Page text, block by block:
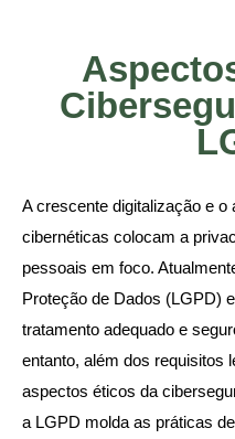
A crescente digitalização e o
cibernéticas colocam a
pessoais em foco.
Proteção de Dados (LGPD)
tratamento adequado e
entanto, além dos requisitos
aspectos éticos da
a LGPD molda as práticas